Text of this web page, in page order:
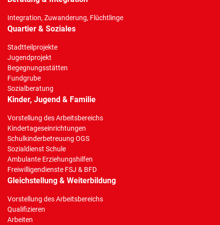
Integration, Zuwanderung, Flüchtlinge
Quartier & Soziales
Stadtteilprojekte
Jugendprojekt
Begegnungsstätten
Fundgrube
Sozialberatung
Kinder, Jugend & Familie
Vorstellung des Arbeitsbereichs
Kindertageseinrichtungen
Schulkinderbetreuung OGS
Sozialdienst Schule
Ambulante Erziehungshilfen
Freiwilligendienste FSJ & BFD
Gleichstellung & Weiterbildung
Vorstellung des Arbeitsbereichs
Qualifizieren
Arbeiten